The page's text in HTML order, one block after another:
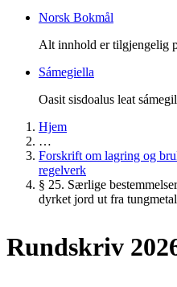
Norsk Bokmål
Alt innhold er tilgjengelig
Sámegiella
Oasit sisdoalus leat
Hjem
…
Forskrift om lagring og
regelverk
§ 25. Særlige
dyrket jord ut fra
Rundskriv